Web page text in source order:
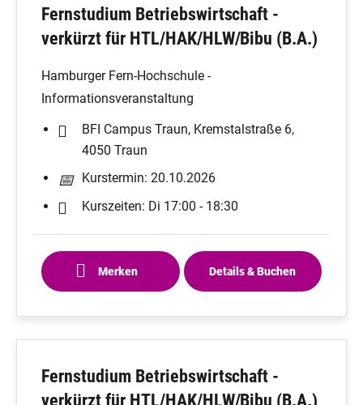
Fernstudium Betriebswirtschaft -
verkürzt für HTL/HAK/HLW/Bibu (B.A.)
Hamburger Fern-Hochschule -
Informationsveranstaltung
BFI Campus Traun, Kremstalstraße 6,
4050 Traun
Kurstermin: 20.10.2026
Kurszeiten: Di 17:00 - 18:30
Merken Details & Buchen
Fernstudium Betriebswirtschaft -
verkürzt für HTL/HAK/HLW/Bibu (B.A.)